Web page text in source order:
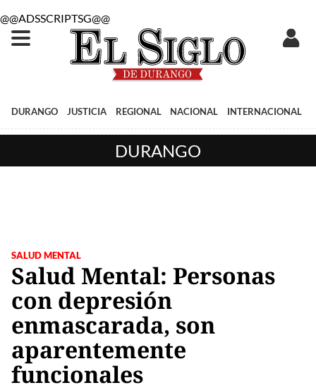
@@ADSSCRIPTSG@@
DURANGO JUSTICIA REGIONAL NACIONAL INTERNACIONAL
DURANGO
SALUD MENTAL
Salud Mental: Personas
con depresión
enmascarada, son
aparentemente
funcionales